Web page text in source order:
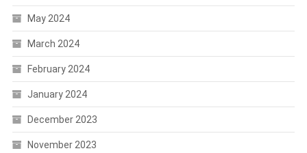
May 2024
March 2024
February 2024
January 2024
December 2023
November 2023